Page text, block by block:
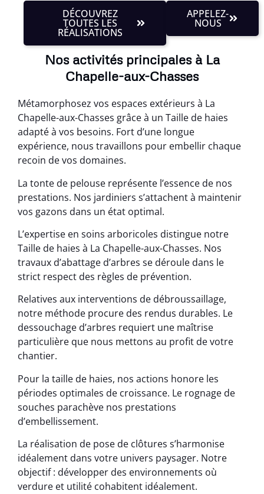
DÉCOUVREZ
TOUTES LES
RÉALISATIONS
APPELEZ-
NOUS
Nos activités principales à La
Chapelle-aux-Chasses
Métamorphosez vos espaces extérieurs à La
Chapelle-aux-Chasses grâce à un Taille de haies
adapté à vos besoins. Fort d’une longue
expérience, nous travaillons pour embellir chaque
recoin de vos domaines.
La tonte de pelouse représente l’essence de nos
prestations. Nos jardiniers s’attachent à maintenir
vos gazons dans un état optimal.
L’expertise en soins arboricoles distingue notre
Taille de haies à La Chapelle-aux-Chasses. Nos
travaux d’abattage d’arbres se déroule dans le
strict respect des règles de prévention.
Relatives aux interventions de débroussaillage,
notre méthode procure des rendus durables. Le
dessouchage d’arbres requiert une maîtrise
particulière que nous mettons au profit de votre
chantier.
Pour la taille de haies, nos actions honore les
périodes optimales de croissance. Le rognage de
souches parachève nos prestations
d’embellissement.
La réalisation de pose de clôtures s’harmonise
idéalement dans votre univers paysager. Notre
objectif : développer des environnements où
verdure et utilité cohabitent idéalement.